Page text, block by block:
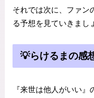
それでは次に、ファン
る予想を見ていきまし
💡らけるまの感
『来世は他人がいい